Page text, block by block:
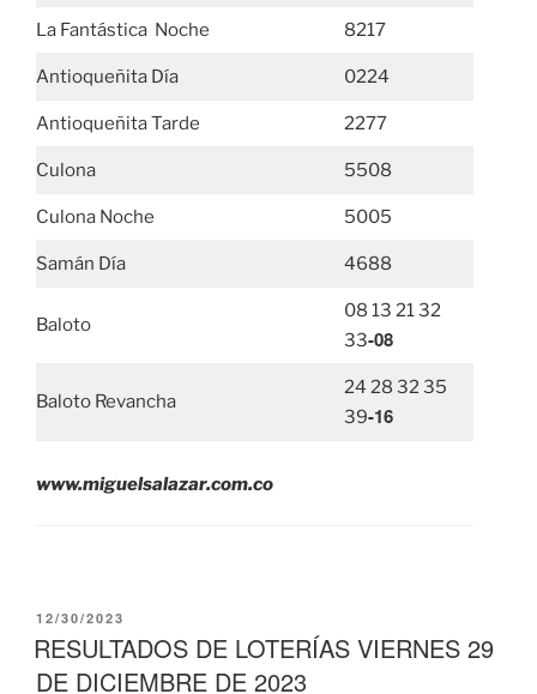
La Fantástica Noche 8217
Antioqueñita Día 0224
Antioqueñita Tarde 2277
Culona 5508
Culona Noche 5005
Samán Día 4688
Baloto
08 13 21 32
33-08
Baloto Revancha
24 28 32 35
39-16
www.miguelsalazar.com.co
PUBLICADO
EL
12/30/2023
RESULTADOS DE LOTERÍAS VIERNES 29
DE DICIEMBRE DE 2023